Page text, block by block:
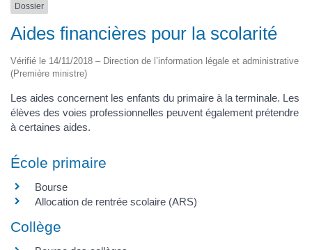
Dossier
Aides financières pour la scolarité
Vérifié le 14/11/2018 – Direction de l’information légale et administrative
(Première ministre)
Les aides concernent les enfants du primaire à la terminale. Les
élèves des voies professionnelles peuvent également prétendre
à certaines aides.
École primaire
Bourse
Allocation de rentrée scolaire (ARS)
Collège